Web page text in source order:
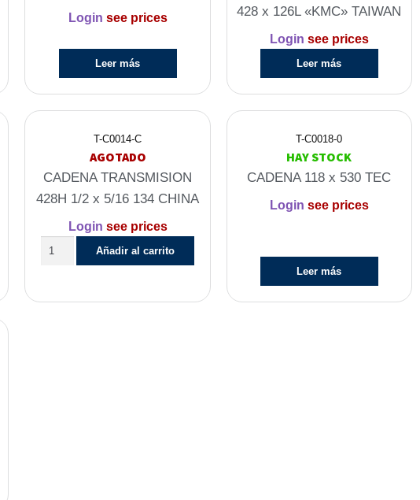
Login see prices
Leer más
428 x 126L «KMC» TAIWAN
Login see prices
Leer más
T-C0014-C
AGOTADO
CADENA TRANSMISION
428H 1/2 x 5/16 134 CHINA
Login see prices
Añadir al carrito
T-C0018-0
HAY STOCK
CADENA 118 x 530 TEC
Login see prices
Leer más